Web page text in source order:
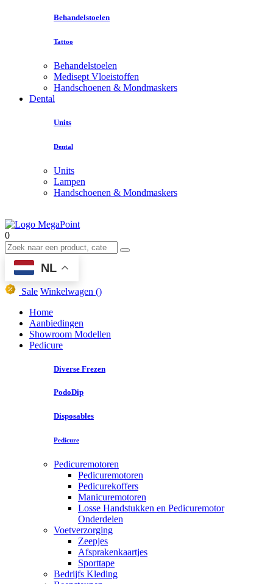
Behandelstoelen
Tattoo
Behandelstoelen
Medisept Vloeistoffen
Handschoenen & Mondmaskers
Dental
Units
Dental
Units
Lampen
Handschoenen & Mondmaskers
0
NL
Sale Winkelwagen ()
Home
Aanbiedingen
Showroom Modellen
Pedicure
Diverse Frezen
PodoDip
Disposables
Pedicure
Pedicuremotoren
Pedicuremotoren
Pedicurekoffers
Manicuremotoren
Losse Handstukken en Pedicuremotor
Onderdelen
Voetverzorging
Zeepjes
Afsprakenkaartjes
Sporttape
Bedrijfs Kleding